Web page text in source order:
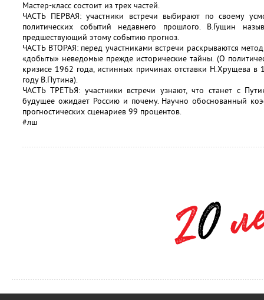
Мастер-класс состоит из трех частей.
ЧАСТЬ ПЕРВАЯ: участники встречи выбирают по своему
политических событий недавнего прошлого. В.Гущин
предшествующий этому событию прогноз.
ЧАСТЬ ВТОРАЯ: перед участниками встречи раскрываются
«добыты» неведомые прежде исторические тайны. (О
кризисе 1962 года, истинных причинах отставки Н.Хрущева
году В.Путина).
ЧАСТЬ ТРЕТЬЯ: участники встречи узнают, что станет с
будущее ожидает Россию и почему. Научно обоснованный
прогностических сценариев 99 процентов.
#лш